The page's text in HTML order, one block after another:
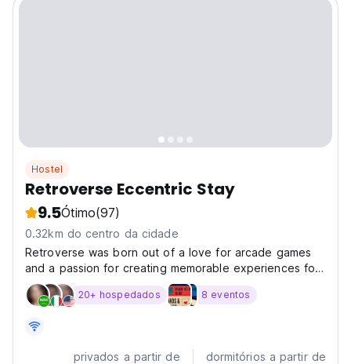
Hostel
Retroverse Eccentric Stay
9.5Ótimo(97)
0.32km do centro da cidade
Retroverse was born out of a love for arcade games
and a passion for creating memorable experiences for
travelers. The founders, nostalgia enthusiasts,
envisioned a place where guests could relive the
classic...
20+ hospedados 8 eventos
privados a partir de dormitórios a partir de